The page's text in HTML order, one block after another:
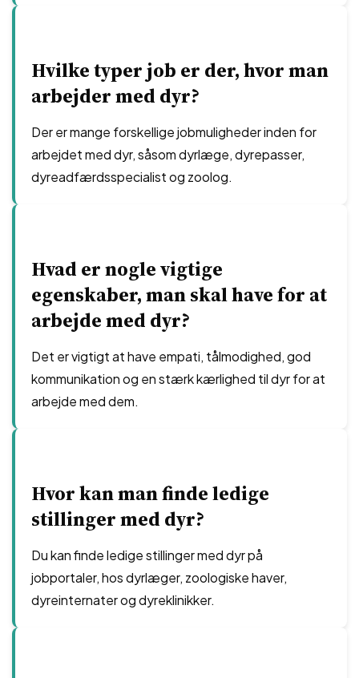
Hvilke typer job er der, hvor man
arbejder med dyr?
Der er mange forskellige jobmuligheder inden for
arbejdet med dyr, såsom dyrlæge, dyrepasser,
dyreadfærdsspecialist og zoolog.
Hvad er nogle vigtige
egenskaber, man skal have for at
arbejde med dyr?
Det er vigtigt at have empati, tålmodighed, god
kommunikation og en stærk kærlighed til dyr for at
arbejde med dem.
Hvor kan man finde ledige
stillinger med dyr?
Du kan finde ledige stillinger med dyr på
jobportaler, hos dyrlæger, zoologiske haver,
dyreinternater og dyreklinikker.